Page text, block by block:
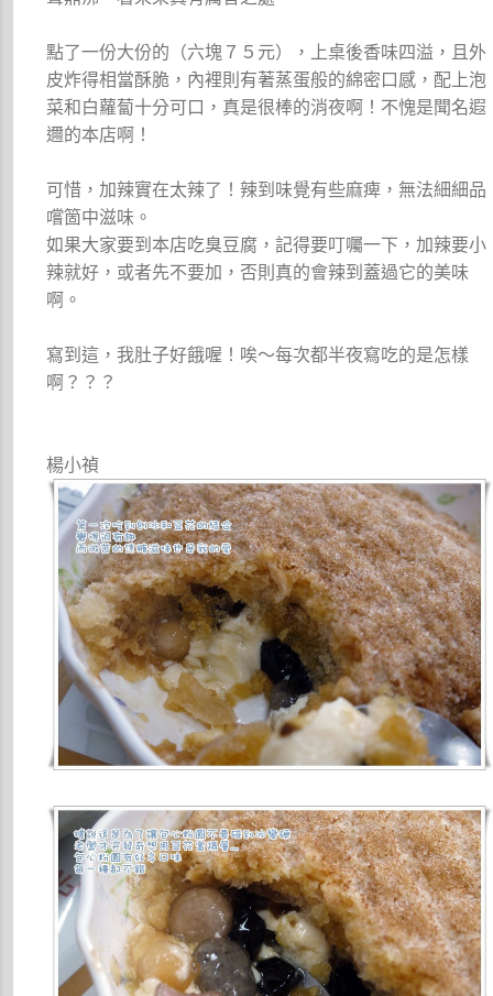
點了一份大份的（六塊７５元），上桌後香味四溢，且外
皮炸得相當酥脆，內裡則有著蒸蛋般的綿密口感，配上泡
菜和白蘿蔔十分可口，真是很棒的消夜啊！不愧是聞名遐
邇的本店啊！
可惜，加辣實在太辣了！辣到味覺有些麻痺，無法細細品
嚐箇中滋味。
如果大家要到本店吃臭豆腐，記得要叮囑一下，加辣要小
辣就好，或者先不要加，否則真的會辣到蓋過它的美味
啊。
寫到這，我肚子好餓喔！唉～每次都半夜寫吃的是怎樣
啊？？？
楊小禎